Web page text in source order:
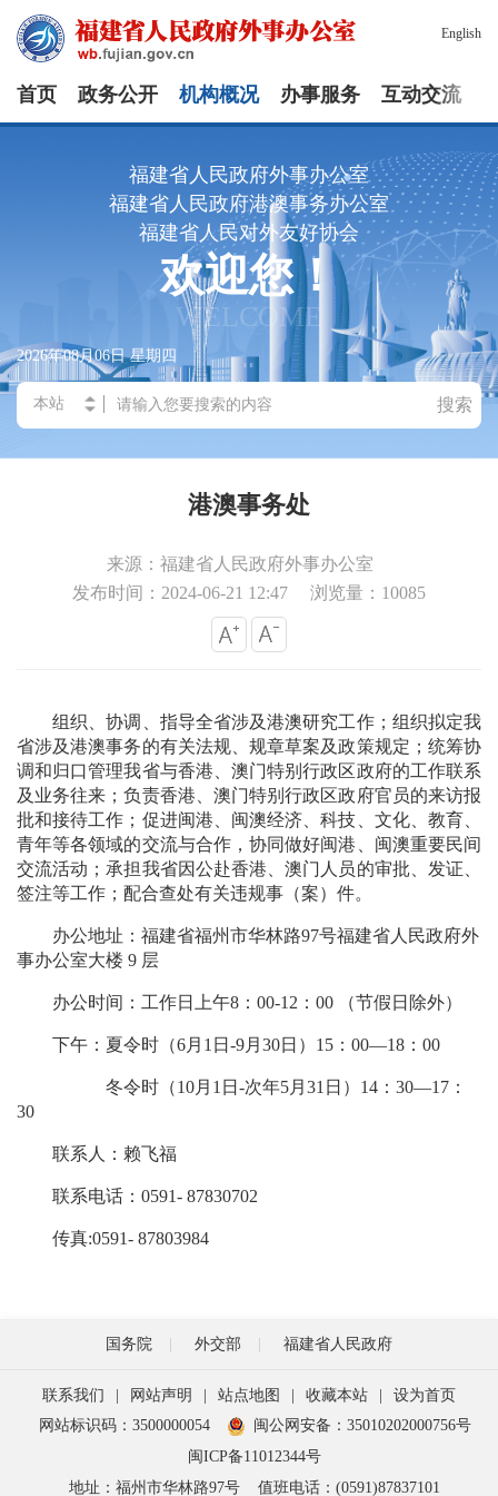
English
首页 政务公开 机构概况 办事服务 互动交流
福建省人民政府外事办公室
福建省人民政府港澳事务办公室
福建省人民对外友好协会
欢迎您！
WELCOME
2026年08月06日 星期四
搜索
港澳事务处
来源：福建省人民政府外事办公室
发布时间：2024-06-21 12:47
浏览量：10085
组织、协调、指导全省涉及港澳研究工作；组织拟定我
省涉及港澳事务的有关法规、规章草案及政策规定；统筹协
调和归口管理我省与香港、澳门特别行政区政府的工作联系
及业务往来；负责香港、澳门特别行政区政府官员的来访报
批和接待工作；促进闽港、闽澳经济、科技、文化、教育、
青年等各领域的交流与合作，协同做好闽港、闽澳重要民间
交流活动；承担我省因公赴香港、澳门人员的审批、发证、
签注等工作；配合查处有关违规事（案）件。
办公地址：福建省福州市华林路97号福建省人民政府外
事办公室大楼 9 层
办公时间：工作日上午8：00-12：00 （节假日除外）
下午：夏令时（6月1日-9月30日）15：00—18：00
冬令时（10月1日-次年5月31日）14：30—17：
30
联系人：赖飞福
联系电话：0591- 87830702
传真:0591- 87803984
国务院 外交部 福建省人民政府
联系我们 | 网站声明 | 站点地图 | 收藏本站 |
设为首页
网站标识码：3500000054
闽公网安备：35010202000756号
闽ICP备11012344号
地址：福州市华林路97号
值班电话：(0591)87837101